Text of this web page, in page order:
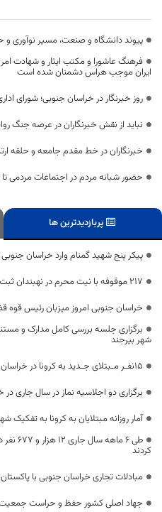
پیوند دانشگاه و صنعت، مسیر نوآوری
فرهنگ عاشورا و مکتب ایثار و شهادت
ایران موجب هراس دشمنان شده است
روز خبرنگار در خراسان جنوبی؛ شورای
نباید از نقش خبرنگاران در عرصه جنگ
خبرنگاران در خط مقدم جامعه و حلقه
حضور شبانه مردم در اجتماعات مردمی تا
پربازدیدترین ها
پیکر پنج شهید گمنام وارد خراسان
۲۱۷ موقوفه با نیت محرم در نهبندان ثبت شد
خراسان جنوبی امروز میزبان رئیس قوه
برگزاری جلسه بررسی کامل مدارک و
شهر بیرجند
۱۵نفـر مـبتلای جـدید به کرونا در خراسان جنوبی
برگزاری دو اجلاسیه نماز در سال جاری
آمار روزانه مبتلایان به کرونا به
طی ۶
کردند
مبادلات تجاری خراسان جنوبی با
جهاد اصلی کشور حفظ و حراست